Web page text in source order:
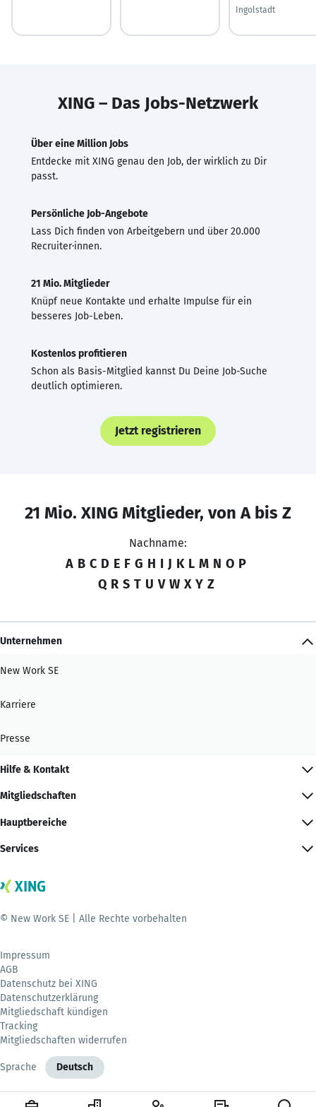
Ingolstadt
XING – Das Jobs-Netzwerk
Über eine Million Jobs
Entdecke mit XING genau den Job, der wirklich zu Dir
passt.
Persönliche Job-Angebote
Lass Dich finden von Arbeitgebern und über 20.000
Recruiter·innen.
21 Mio. Mitglieder
Knüpf neue Kontakte und erhalte Impulse für ein
besseres Job-Leben.
Kostenlos profitieren
Schon als Basis-Mitglied kannst Du Deine Job-Suche
deutlich optimieren.
Jetzt registrieren
21 Mio. XING Mitglieder, von A bis Z
Nachname:
A B C D E F G H I J K L M N O P
Q R S T U V W X Y Z
Unternehmen
New Work SE
Karriere
Presse
Hilfe & Kontakt
Mitgliedschaften
Hauptbereiche
Services
© New Work SE | Alle Rechte vorbehalten
Impressum
AGB
Datenschutz bei XING
Datenschutzerklärung
Mitgliedschaft kündigen
Tracking
Mitgliedschaften widerrufen
Sprache Deutsch